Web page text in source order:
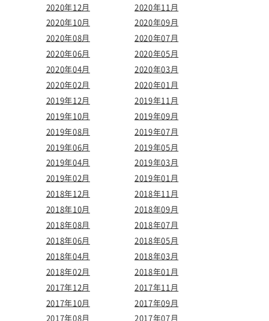
2020年12月
2020年11月
2020年10月
2020年09月
2020年08月
2020年07月
2020年06月
2020年05月
2020年04月
2020年03月
2020年02月
2020年01月
2019年12月
2019年11月
2019年10月
2019年09月
2019年08月
2019年07月
2019年06月
2019年05月
2019年04月
2019年03月
2019年02月
2019年01月
2018年12月
2018年11月
2018年10月
2018年09月
2018年08月
2018年07月
2018年06月
2018年05月
2018年04月
2018年03月
2018年02月
2018年01月
2017年12月
2017年11月
2017年10月
2017年09月
2017年08月
2017年07月